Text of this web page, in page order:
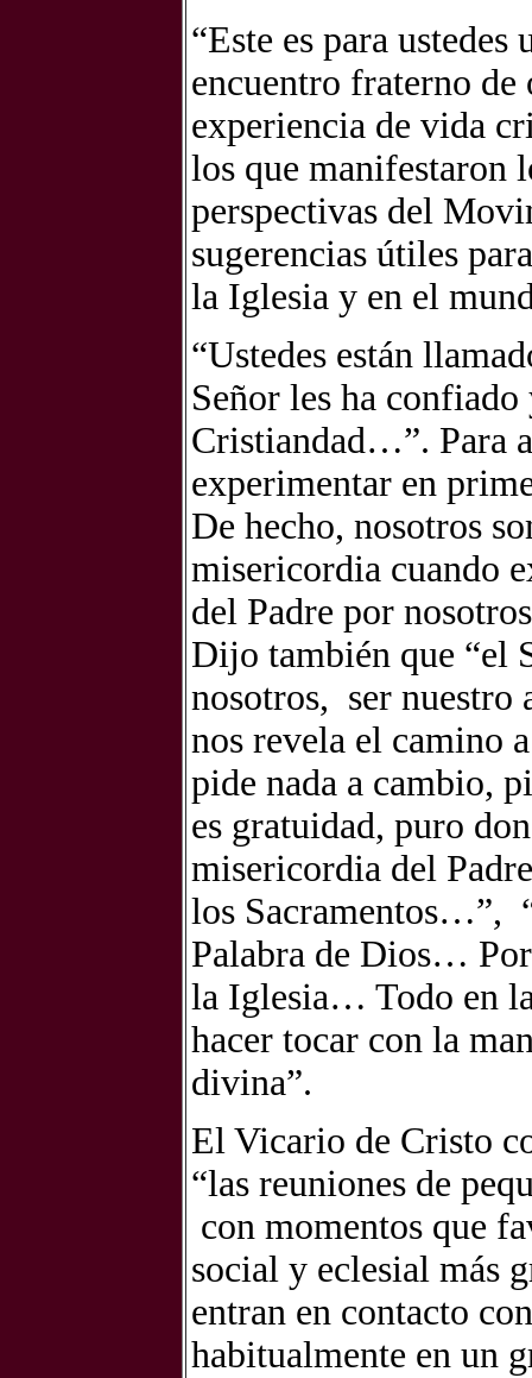
“Este es para
encuentro fraterno
experiencia de vida
los que manifestaron
perspectivas del
sugerencias útiles
la Iglesia y en el
“Ustedes están
Señor les ha
Cristiandad…”. Para
experimentar en
De hecho, nosotros
misericordia cuando
del Padre por
Dijo también que “el
nosotros, ser nuestro
nos revela el camino
pide nada a cambio,
es gratuidad, puro
misericordia del
los Sacramentos…”,
Palabra de Dios…
la Iglesia… Todo en
hacer tocar con la
divina”.
El Vicario de Cristo
“las reuniones de
con momentos que
social y eclesial más
entran en contacto
habitualmente en un